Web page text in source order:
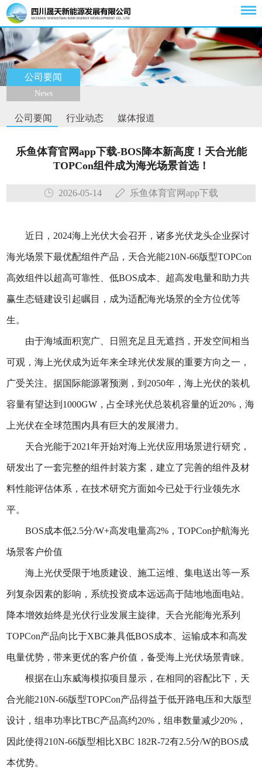
公司要闻
News
公司要闻 行业动态 媒体报道
乐鱼体育官网app下载-BOS降本新高度！天合光能
TOPCon组件成为海光场景首选！
2026-05-14 乐鱼体育官网app下载
近日，2024海上光伏大会召开，诸多光伏龙头企业探讨
海光场景下最优配组件产品，天合光能210N-66版型TOPCon
高效组件以超高可靠性、低BOS成本、超高发电量和助力共
赢生态链建设引起瞩目，成为适配海光场景的全方位优等
生。
由于海域面积宽广、日照充足且无遮挡，开发空间相当
可观，海上光伏成为近年来全球光伏发展的重要方向之一，
广受关注。据国际能源署预测，到2050年，海上光伏的装机
容量有望达到1000GW，占全球光伏总装机容量的近20%，海
上光伏在全球范围内具有巨大的发展潜力。
天合光能于2021年开始对海上光伏应用场景进行研究，
研发出了一套完整的组件封装方案，建立了完善的组件及材
料性能评估体系，在技术研究方面如今已处于行业领先水
平。
BOS成本低2.5分/W+高发电量高2%，TOPCon护航海光
场景客户价值
海上光伏受限于地质建设、施工运维、集电送出等一系
列复杂因素的影响，系统投资成本远远高于陆地地面电站。
降本增效始终是光伏行业发展主旋律。天合光能海光系列
TOPCon产品向比于XBC兼具低BOS成本、运输成本和高发
电量优势，带来更优的客户价值，备受海上光伏场景青睐。
根据在山东威海模拟项目显示，在相同的容配比下，天
合光能210N-66版型TOPCon产品得益于低开路电压和大版型
设计，组串功率比TBC产品高约20%，组串数量减少20%，
因此使得210N-66版型相比XBC 182R-72有2.5分/W的BOS成
本优势。